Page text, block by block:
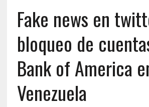
Fake news en
bloqueo de
Bank of America
Venezuela